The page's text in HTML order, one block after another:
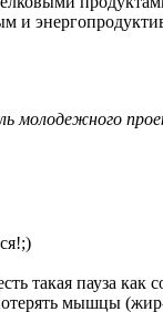
и
молодежного
такая пауза
мышцы